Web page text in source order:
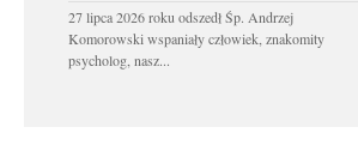
27 lipca 2026 roku odszedł Śp. Andrzej
Komorowski wspaniały człowiek, znakomity
psycholog, nasz...